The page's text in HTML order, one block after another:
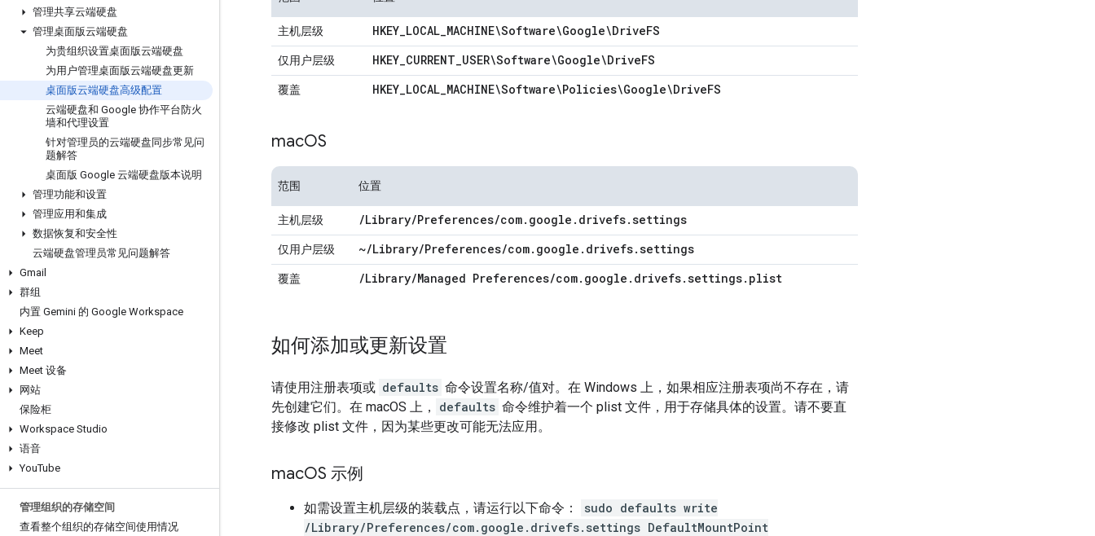
管理共享云端硬盘
管理桌面版云端硬盘
为贵组织设置桌面版云端硬盘
为用户管理桌面版云端硬盘更新
桌面版云端硬盘高级配置
云端硬盘和 Google 协作平台防火
墙和代理设置
针对管理员的云端硬盘同步常见问
题解答
桌面版 Google 云端硬盘版本说明
管理功能和设置
管理应用和集成
数据恢复和安全性
云端硬盘管理员常见问题解答
Gmail
群组
内置 Gemini 的 Google Workspace
Keep
Meet
Meet 设备
网站
保险柜
Workspace Studio
语音
YouTube
管理组织的存储空间
查看整个组织的存储空间使用情况
主机层级 HKEY_LOCAL_MACHINE\Software\Google\DriveFS
仅用户层级 HKEY_CURRENT_USER\Software\Google\DriveFS
覆盖 HKEY_LOCAL_MACHINE\Software\Policies\Google\DriveFS
macOS
范围 位置
主机层级 /Library/Preferences/com. google . drivefs.settings
仅用户层级 ~/Library/Preferences/com. google . drivefs.settings
覆盖 /Library/Managed Preferences/com. google . drivefs.settings. plist
如何添加或更新设置
请使用注册表项或 defaults 命令设置名称/值对。在 Windows 上，如果相应注册表项尚不存在，请
先创建它们。在 macOS 上，
defaults 命令维护着一个 plist 文件，用于存储具体的设置。请不要直
接修改 plist 文件，因为某些更改可能无法应用。
macOS 示例
如需设置主机层级的装载点，请运行以下命令：
sudo defaults write
/Library/Preferences/com.google.drivefs.settings DefaultMountPoint